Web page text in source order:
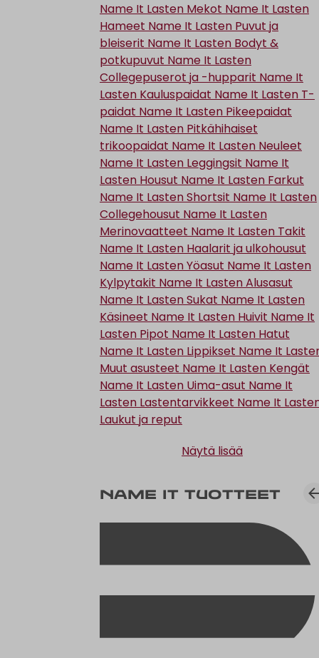
Name It Lasten Mekot Name It Lasten
Hameet Name It Lasten Puvut ja
bleiserit Name It Lasten Bodyt &
potkupuvut Name It Lasten
Collegepuserot ja -hupparit Name It
Lasten Kauluspaidat Name It Lasten T-
paidat Name It Lasten Pikeepaidat
Name It Lasten Pitkähihaiset
trikoopaidat Name It Lasten Neuleet
Name It Lasten Leggingsit Name It
Lasten Housut Name It Lasten Farkut
Name It Lasten Shortsit Name It Lasten
Collegehousut Name It Lasten
Merinovaatteet Name It Lasten Takit
Name It Lasten Haalarit ja ulkohousut
Name It Lasten Yöasut Name It Lasten
Kylpytakit Name It Lasten Alusasut
Name It Lasten Sukat Name It Lasten
Käsineet Name It Lasten Huivit Name It
Lasten Pipot Name It Lasten Hatut
Name It Lasten Lippikset Name It
Muut asusteet Name It Lasten Kengät
Name It Lasten Uima-asut Name It
Lasten Lastentarvikkeet Name It
Laukut ja reput
Näytä lisää
Name It tuotteet